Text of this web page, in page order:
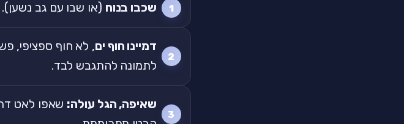
שכבו בנוח (או שבו עם גב נשען).
דמיינו חוף ים, לא חוף ספציפי,
לתמונה להתגבש לבד.
שאיפה, הגל עולה: